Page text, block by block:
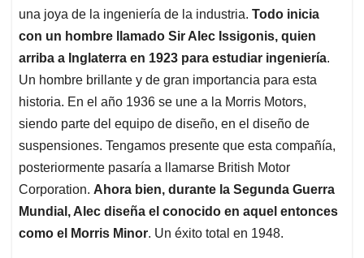
una joya de la ingeniería de la industria. Todo inicia
con un hombre llamado Sir Alec Issigonis, quien
arriba a Inglaterra en 1923 para estudiar ingeniería.
Un hombre brillante y de gran importancia para esta
historia. En el año 1936 se une a la Morris Motors,
siendo parte del equipo de diseño, en el diseño de
suspensiones. Tengamos presente que esta compañía,
posteriormente pasaría a llamarse British Motor
Corporation. Ahora bien, durante la Segunda Guerra
Mundial, Alec diseña el conocido en aquel entonces
como el Morris Minor. Un éxito total en 1948.